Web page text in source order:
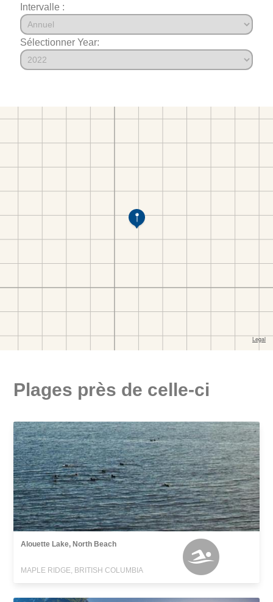
Intervalle :
Sélectionner Year:
Plages près de celle-ci
Alouette Lake, North Beach
MAPLE RIDGE, BRITISH COLUMBIA